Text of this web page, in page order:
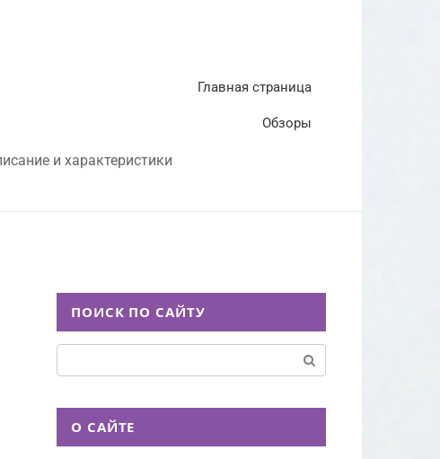
и характеристики
Главная страница
Обзоры
ПОИСК ПО САЙТУ
О САЙТЕ